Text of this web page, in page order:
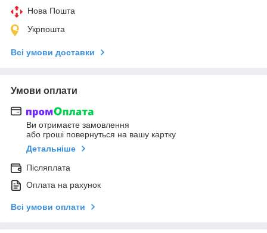
Нова Пошта
Укрпошта
Всі умови доставки
Умови оплати
Ви отримаєте замовлення
або гроші повернуться на вашу картку
Детальніше
Післяплата
Оплата на рахунок
Всі умови оплати